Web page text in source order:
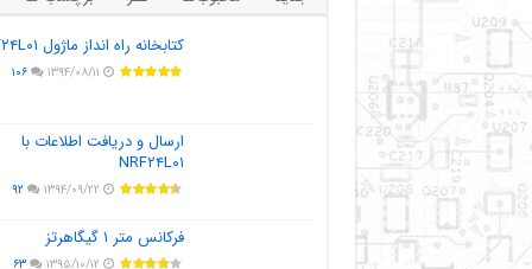
کتابخانه راه انداز ماژول NRF۲۴L۰۱
۱۳۹۴/۰۸/۱۱ ۱۰۶
ارسال و دریافت اطلاعات با
NRF۲۴L۰۱
۱۳۹۴/۰۹/۲۲ ۹۲
فرکانس متر ۱ گیگاهرتز
۱۳۹۵/۱۰/۱۲ ۶۳